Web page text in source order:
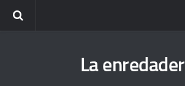
Fanzine Dibuja la Radio. Descárgatelo y
La